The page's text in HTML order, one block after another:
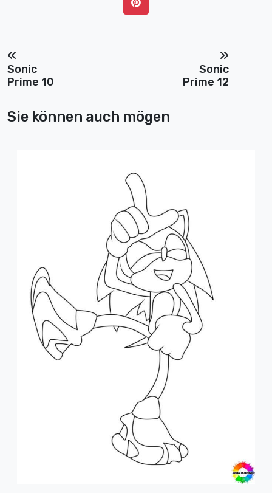
Sonic
Prime 10
Sonic
Prime 12
Sie können auch mögen